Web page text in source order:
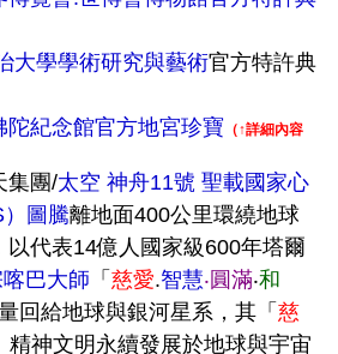
大學學術研究與藝術官方特許典
陀紀念館官方地宮珍寶 （↑詳細內容
集團/太空 神舟11號 聖載國家心
圖騰離地面400公里環繞地球
代表14億人國家級600年塔爾
巴大師 「 慈愛.智慧‧圓滿‧和
回給地球與銀河星系，其「 慈
精神文明永續發展於地球與宇宙